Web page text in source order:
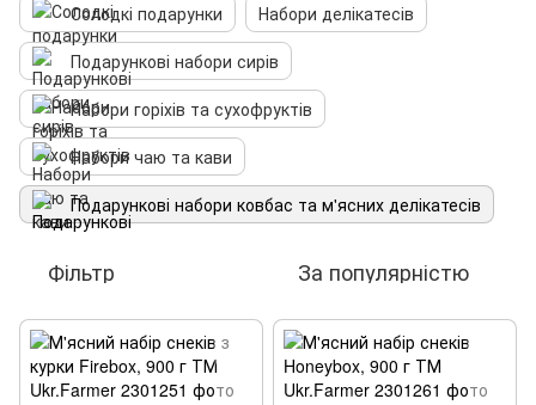
Солодкі подарунки
Набори делікатесів
Подарункові набори сирів
Набори горіхів та сухофруктів
Набори чаю та кави
Подарункові набори ковбас та м'ясних делікатесів
Фільтр За популярністю